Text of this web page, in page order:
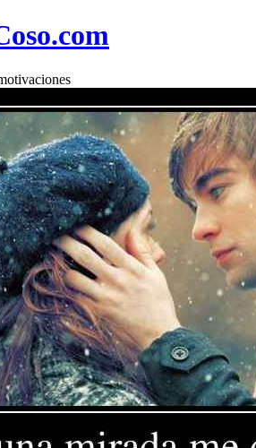
.com